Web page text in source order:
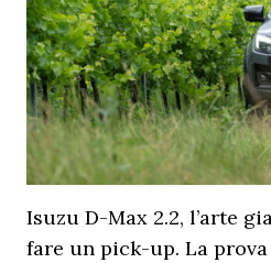
Isuzu D-Max 2.2, l’arte
fare un pick-up. La